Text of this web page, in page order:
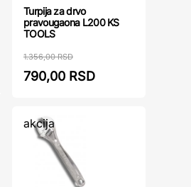
Turpija za drvo
pravougaona L200 KS
TOOLS
1.356,00 RSD
790,00 RSD
akcija